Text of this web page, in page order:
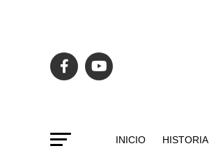
INICIO HISTORIA